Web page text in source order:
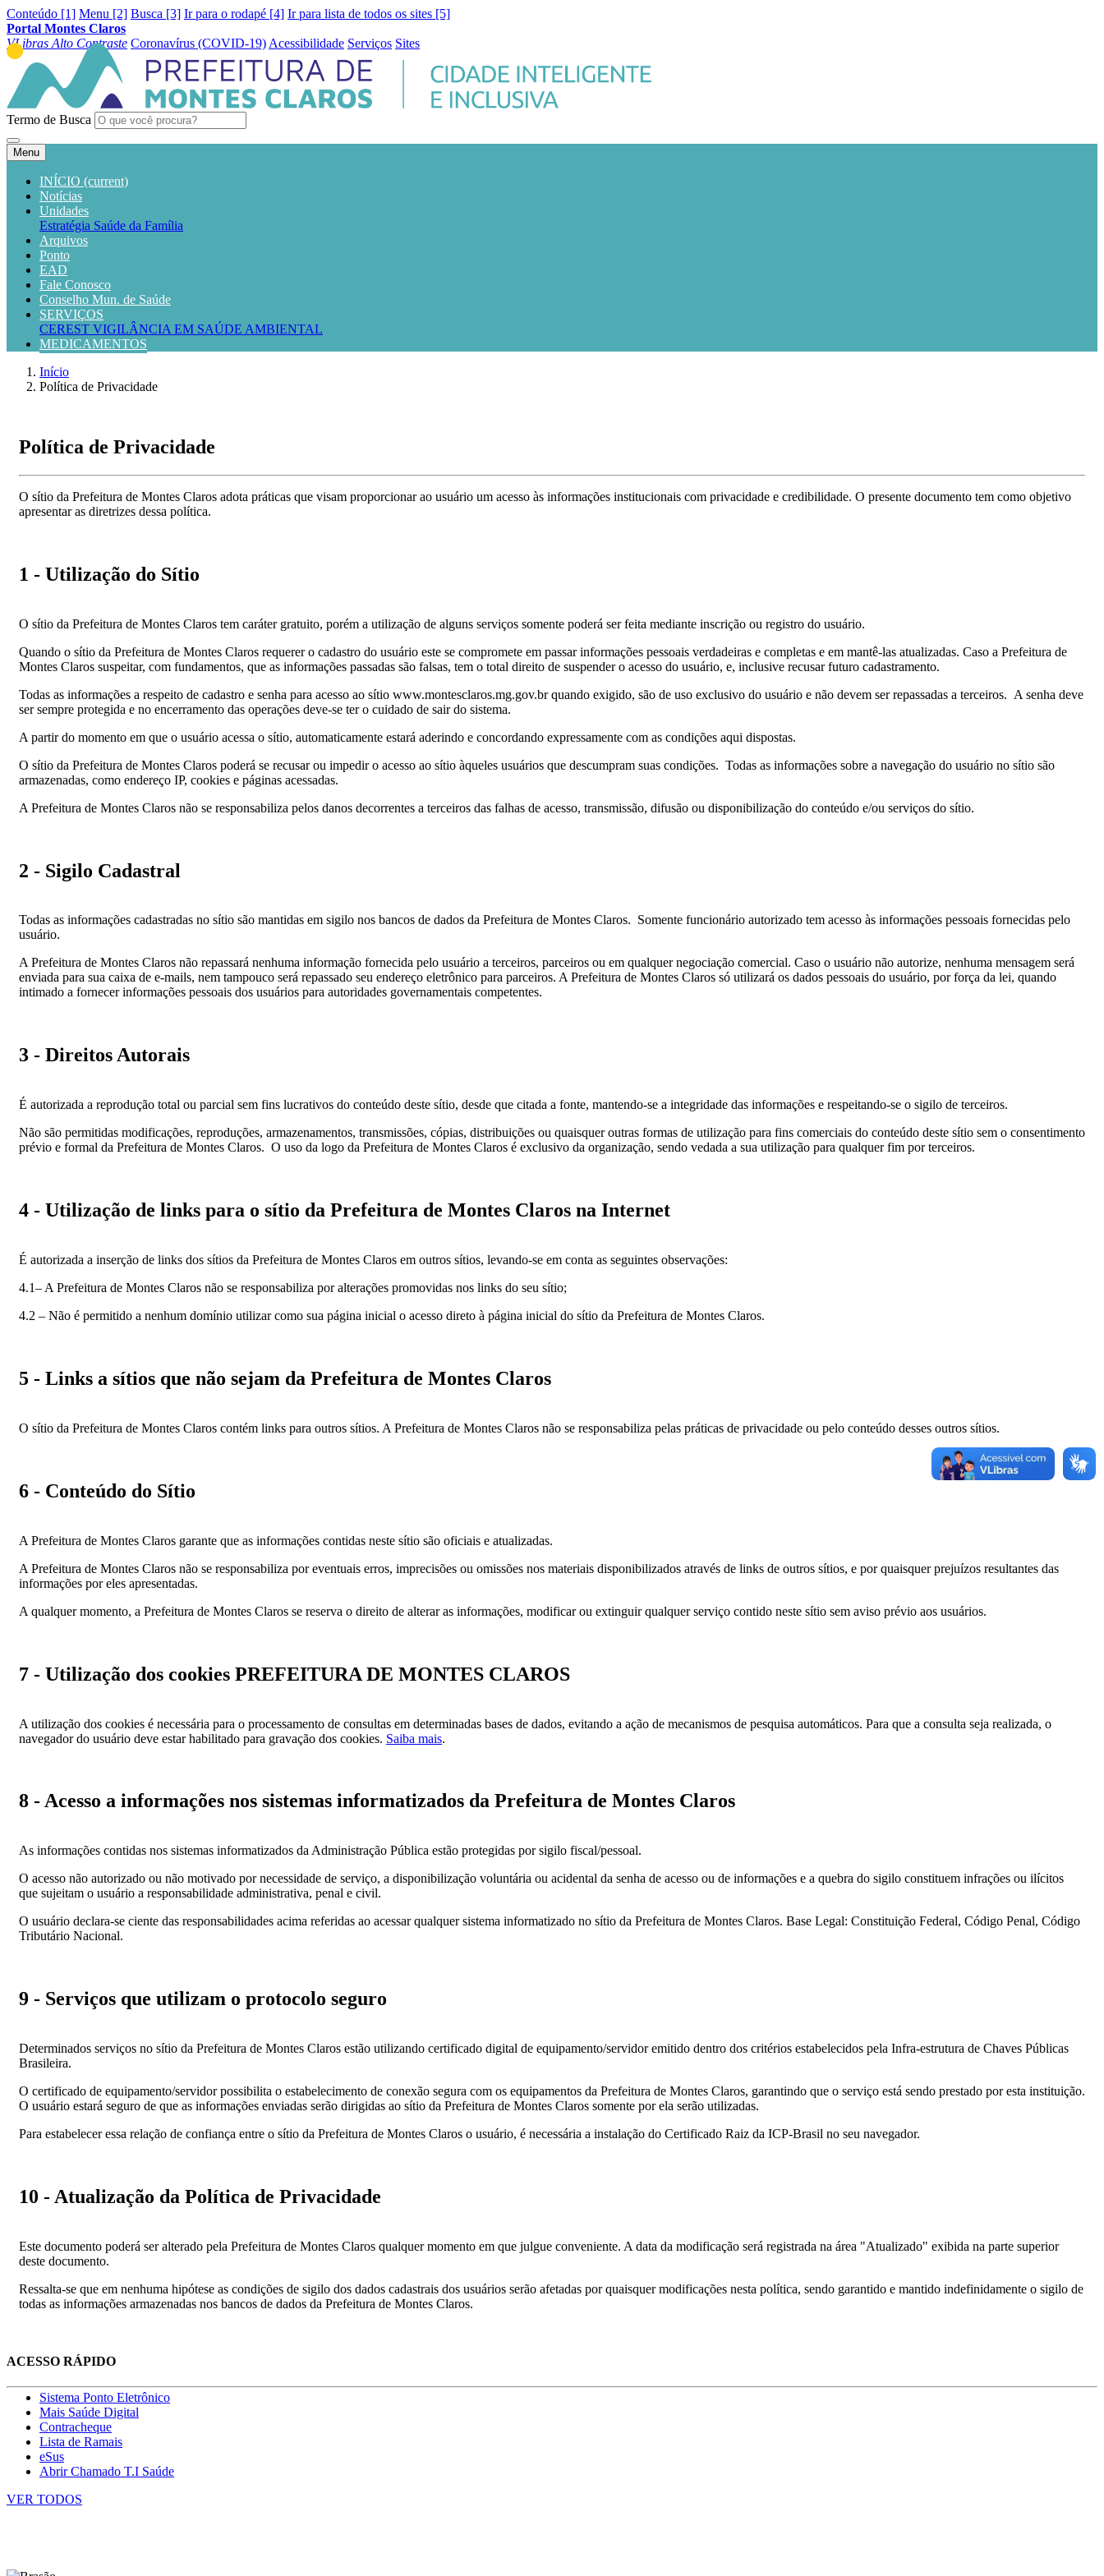
Conteúdo [1] Menu [2] Busca [3] Ir para o rodapé [4] Ir para lista de todos os sites [5]
Portal Montes Claros
VLibras Alto Contraste Coronavírus (COVID-19) Acessibilidade Serviços Sites
Termo de Busca
Menu
INÍCIO (current)
Notícias
Unidades
Estratégia Saúde da Família
Arquivos
Ponto
EAD
Fale Conosco
Conselho Mun. de Saúde
SERVIÇOS
CEREST VIGILÂNCIA EM SAÚDE AMBIENTAL
MEDICAMENTOS
Início
Política de Privacidade
Política de Privacidade
O sítio da Prefeitura de Montes Claros adota práticas que visam proporcionar ao usuário um acesso às informações institucionais com privacidade e credibilidade. O presente documento tem como objetivo
apresentar as diretrizes dessa política.
1 - Utilização do Sítio
O sítio da Prefeitura de Montes Claros tem caráter gratuito, porém a utilização de alguns serviços somente poderá ser feita mediante inscrição ou registro do usuário.
Quando o sítio da Prefeitura de Montes Claros requerer o cadastro do usuário este se compromete em passar informações pessoais verdadeiras e completas e em mantê-las atualizadas. Caso a Prefeitura de
Montes Claros suspeitar, com fundamentos, que as informações passadas são falsas, tem o total direito de suspender o acesso do usuário, e, inclusive recusar futuro cadastramento.
Todas as informações a respeito de cadastro e senha para acesso ao sítio www.montesclaros.mg.gov.br quando exigido, são de uso exclusivo do usuário e não devem ser repassadas a terceiros. A senha deve
ser sempre protegida e no encerramento das operações deve-se ter o cuidado de sair do sistema.
A partir do momento em que o usuário acessa o sítio, automaticamente estará aderindo e concordando expressamente com as condições aqui dispostas.
O sítio da Prefeitura de Montes Claros poderá se recusar ou impedir o acesso ao sítio àqueles usuários que descumpram suas condições. Todas as informações sobre a navegação do usuário no sítio são
armazenadas, como endereço IP, cookies e páginas acessadas.
A Prefeitura de Montes Claros não se responsabiliza pelos danos decorrentes a terceiros das falhas de acesso, transmissão, difusão ou disponibilização do conteúdo e/ou serviços do sítio.
2 - Sigilo Cadastral
Todas as informações cadastradas no sítio são mantidas em sigilo nos bancos de dados da Prefeitura de Montes Claros. Somente funcionário autorizado tem acesso às informações pessoais fornecidas pelo
usuário.
A Prefeitura de Montes Claros não repassará nenhuma informação fornecida pelo usuário a terceiros, parceiros ou em qualquer negociação comercial. Caso o usuário não autorize, nenhuma mensagem será
enviada para sua caixa de e-mails, nem tampouco será repassado seu endereço eletrônico para parceiros. A Prefeitura de Montes Claros só utilizará os dados pessoais do usuário, por força da lei, quando
intimado a fornecer informações pessoais dos usuários para autoridades governamentais competentes.
3 - Direitos Autorais
É autorizada a reprodução total ou parcial sem fins lucrativos do conteúdo deste sítio, desde que citada a fonte, mantendo-se a integridade das informações e respeitando-se o sigilo de terceiros.
Não são permitidas modificações, reproduções, armazenamentos, transmissões, cópias, distribuições ou quaisquer outras formas de utilização para fins comerciais do conteúdo deste sítio sem o consentimento
prévio e formal da Prefeitura de Montes Claros. O uso da logo da Prefeitura de Montes Claros é exclusivo da organização, sendo vedada a sua utilização para qualquer fim por terceiros.
4 - Utilização de links para o sítio da Prefeitura de Montes Claros na Internet
É autorizada a inserção de links dos sítios da Prefeitura de Montes Claros em outros sítios, levando-se em conta as seguintes observações:
4.1– A Prefeitura de Montes Claros não se responsabiliza por alterações promovidas nos links do seu sítio;
4.2 – Não é permitido a nenhum domínio utilizar como sua página inicial o acesso direto à página inicial do sítio da Prefeitura de Montes Claros.
5 - Links a sítios que não sejam da Prefeitura de Montes Claros
O sítio da Prefeitura de Montes Claros contém links para outros sítios. A Prefeitura de Montes Claros não se responsabiliza pelas práticas de privacidade ou pelo conteúdo desses outros sítios.
6 - Conteúdo do Sítio
A Prefeitura de Montes Claros garante que as informações contidas neste sítio são oficiais e atualizadas.
A Prefeitura de Montes Claros não se responsabiliza por eventuais erros, imprecisões ou omissões nos materiais disponibilizados através de links de outros sítios, e por quaisquer prejuízos resultantes das
informações por eles apresentadas.
A qualquer momento, a Prefeitura de Montes Claros se reserva o direito de alterar as informações, modificar ou extinguir qualquer serviço contido neste sítio sem aviso prévio aos usuários.
7 - Utilização dos cookies PREFEITURA DE MONTES CLAROS
A utilização dos cookies é necessária para o processamento de consultas em determinadas bases de dados, evitando a ação de mecanismos de pesquisa automáticos. Para que a consulta seja realizada, o
navegador do usuário deve estar habilitado para gravação dos cookies. Saiba mais.
8 - Acesso a informações nos sistemas informatizados da Prefeitura de Montes Claros
As informações contidas nos sistemas informatizados da Administração Pública estão protegidas por sigilo fiscal/pessoal.
O acesso não autorizado ou não motivado por necessidade de serviço, a disponibilização voluntária ou acidental da senha de acesso ou de informações e a quebra do sigilo constituem infrações ou ilícitos
que sujeitam o usuário a responsabilidade administrativa, penal e civil.
O usuário declara-se ciente das responsabilidades acima referidas ao acessar qualquer sistema informatizado no sítio da Prefeitura de Montes Claros. Base Legal: Constituição Federal, Código Penal, Código
Tributário Nacional.
9 - Serviços que utilizam o protocolo seguro
Determinados serviços no sítio da Prefeitura de Montes Claros estão utilizando certificado digital de equipamento/servidor emitido dentro dos critérios estabelecidos pela Infra-estrutura de Chaves Públicas
Brasileira.
O certificado de equipamento/servidor possibilita o estabelecimento de conexão segura com os equipamentos da Prefeitura de Montes Claros, garantindo que o serviço está sendo prestado por esta instituição.
O usuário estará seguro de que as informações enviadas serão dirigidas ao sítio da Prefeitura de Montes Claros somente por ela serão utilizadas.
Para estabelecer essa relação de confiança entre o sítio da Prefeitura de Montes Claros o usuário, é necessária a instalação do Certificado Raiz da ICP-Brasil no seu navegador.
10 - Atualização da Política de Privacidade
Este documento poderá ser alterado pela Prefeitura de Montes Claros qualquer momento em que julgue conveniente. A data da modificação será registrada na área "Atualizado" exibida na parte superior
deste documento.
Ressalta-se que em nenhuma hipótese as condições de sigilo dos dados cadastrais dos usuários serão afetadas por quaisquer modificações nesta política, sendo garantido e mantido indefinidamente o sigilo de
todas as informações armazenadas nos bancos de dados da Prefeitura de Montes Claros.
ACESSO RÁPIDO
Sistema Ponto Eletrônico
Mais Saúde Digital
Contracheque
Lista de Ramais
eSus
Abrir Chamado T.I Saúde
VER TODOS